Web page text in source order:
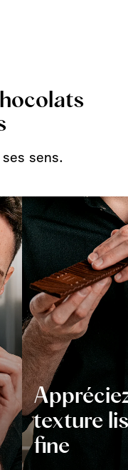
sens.
texture
fine